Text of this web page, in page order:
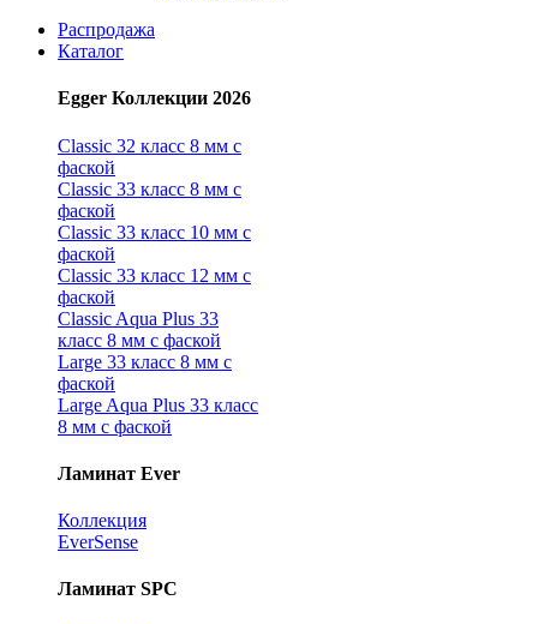
Распродажа
Каталог
Egger Коллекции 2026
Classic 32 класс 8 мм с
фаской
Classic 33 класс 8 мм с
фаской
Classic 33 класс 10 мм с
фаской
Classic 33 класс 12 мм с
фаской
Classic Aqua Plus 33
класс 8 мм с фаской
Large 33 класс 8 мм с
фаской
Large Aqua Plus 33 класс
8 мм с фаской
Ламинат Ever
Коллекция
EverSense
Ламинат SPC